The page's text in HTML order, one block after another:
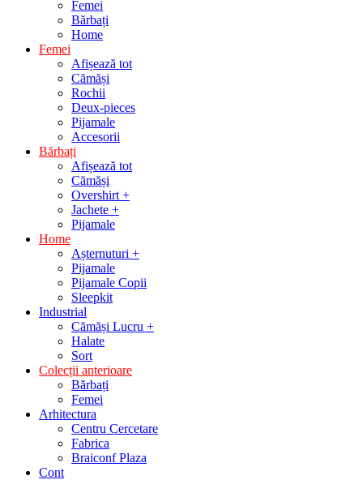
Femei
Bărbați
Home
Femei
Afișează tot
Cămăși
Rochii
Deux-pieces
Pijamale
Accesorii
Bărbați
Afișează tot
Cămăși
Overshirt +
Jachete +
Pijamale
Home
Așternuturi +
Pijamale
Pijamale Copii
Sleepkit
Industrial
Cămăși Lucru +
Halate
Sort
Colecții anterioare
Bărbați
Femei
Arhitectura
Centru Cercetare
Fabrica
Braiconf Plaza
Cont